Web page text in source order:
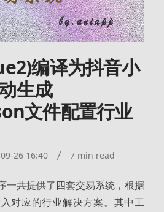
编译为抖音小
生成
文件配置行业
26 16:40 7 min read
一共提供了四套交易系统，根据
对应的行业解决方案。其中工